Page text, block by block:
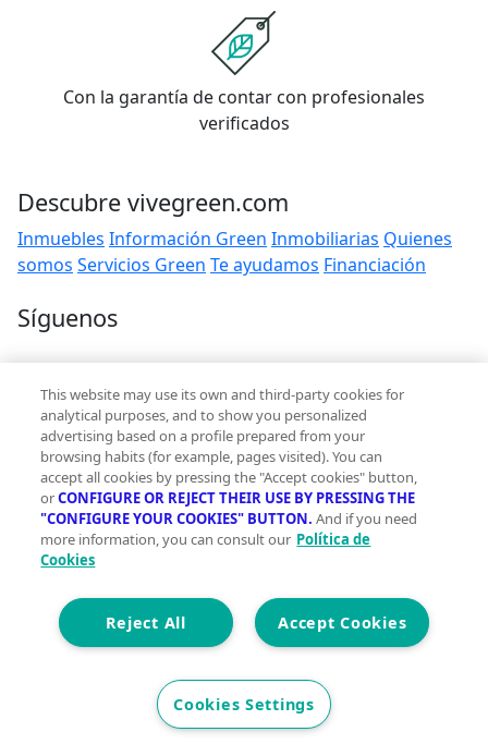
Con la garantía de contar con profesionales
verificados
Descubre vivegreen.com
Inmuebles Información Green Inmobiliarias Quienes
somos Servicios Green Te ayudamos Financiación
Síguenos
Contacto
hola@vivegreen.com
Aviso Legal
Condiciones de uso
Politica de privacidad
Política de cookies
Accesibilidad
© 2026 Vivegreen - Todos los derechos reservados - UCI
SERVICIOS PARA PROFESIONALES INMOBILIARIOS, S.A.U
This website may use its own and third-party cookies for
analytical purposes, and to show you personalized
advertising based on a profile prepared from your
browsing habits (for example, pages visited). You can
accept all cookies by pressing the "Accept cookies" button,
orCONFIGURE OR REJECT THEIR USE BY PRESSING THE
"CONFIGURE YOUR COOKIES" BUTTON. And if you need
more information, you can consult our Política de
Cookies
Accept Cookies
Reject All
Cookies Settings